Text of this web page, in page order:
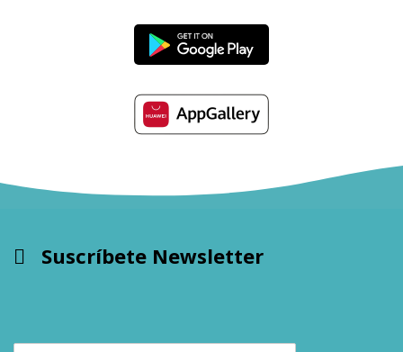
Suscríbete Newsletter